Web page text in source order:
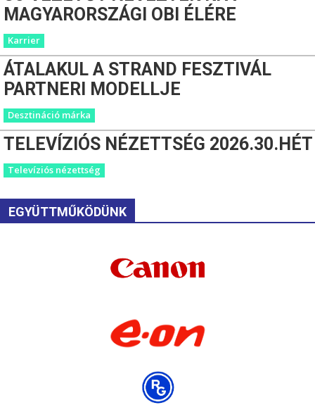
MAGYARORSZÁGI OBI ÉLÉRE
Karrier
ÁTALAKUL A STRAND FESZTIVÁL
PARTNERI MODELLJE
Desztináció márka
TELEVÍZIÓS NÉZETTSÉG 2026.30.HÉT
Televíziós nézettség
EGYÜTTMŰKÖDÜNK